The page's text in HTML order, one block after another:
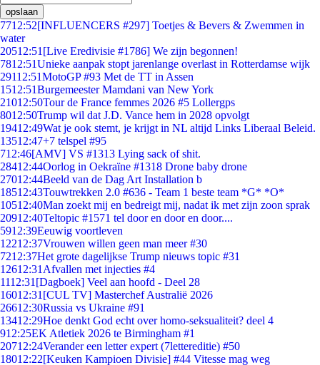
opslaan
7712:52[INFLUENCERS #297] Toetjes & Bevers & Zwemmen in
water
20512:51 [Live Eredivisie #1786] We zijn begonnen!
7812:51Unieke aanpak stopt jarenlange overlast in Rotterdamse wijk
29112:51MotoGP #93 Met de TT in Assen
1512:51Burgemeester Mamdani van New York
21012:50Tour de France femmes 2026 #5 Lollergps
8012:50Trump wil dat J.D. Vance hem in 2028 opvolgt
19412:49Wat je ook stemt, je krijgt in NL altijd Links Liberaal Beleid.
13512:47+7 telspel #95
712:46[AMV] VS #1313 Lying sack of shit.
28412:44Oorlog in Oekraïne #1318 Drone baby drone
27012:44Beeld van de Dag Art Installation b
18512:43Touwtrekken 2.0 #636 - Team 1 beste team *G* *O*
10512:40Man zoekt mij en bedreigt mij, nadat ik met zijn zoon sprak
20912:40Teltopic #1571 tel door en door en door....
5912:39Eeuwig voortleven
12212:37Vrouwen willen geen man meer #30
7212:37Het grote dagelijkse Trump nieuws topic #31
12612:31 Afvallen met injecties #4
1112:31 [Dagboek] Veel aan hoofd - Deel 28
16012:31 [CUL TV] Masterchef Australië 2026
26612:30Russia vs Ukraine #91
13412:29Hoe denkt God echt over homo-seksualiteit? deel 4
912:25EK Atletiek 2026 te Birmingham #1
20712:24Verander een letter expert (7lettereditie) #50
18012:22[Keuken Kampioen Divisie] #44 Vitesse mag weg